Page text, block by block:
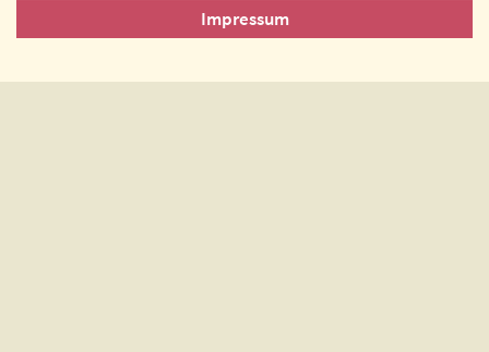
Impressum